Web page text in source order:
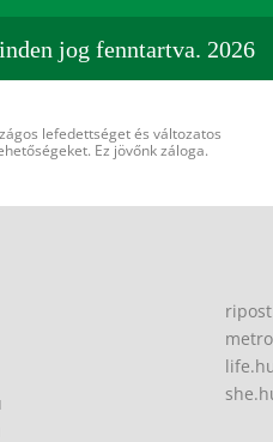
jog fenntartva. 2026
lefedettséget és változatos
Ez jövőnk záloga.